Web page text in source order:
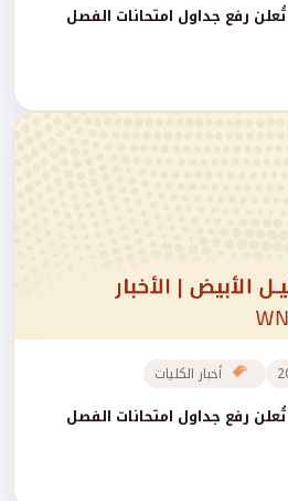
رفع جداول امتحانات الفصل
أخبار الكليات
رفع جداول امتحانات الفصل